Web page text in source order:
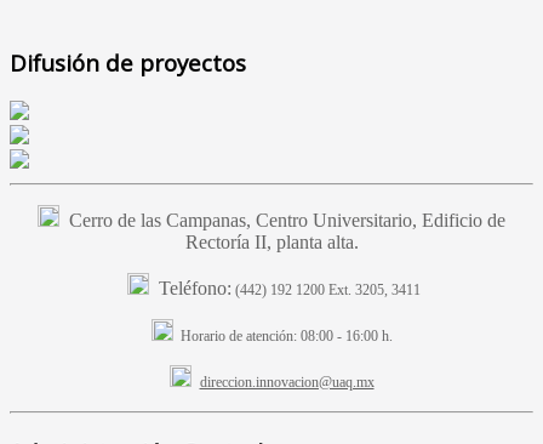
Difusión de proyectos
Cerro de las Campanas, Centro Universitario, Edificio de
Rectoría II, planta alta.
Teléfono: (442) 192 1200 Ext. 3205, 3411
Horario de atención:08:00 - 16:00 h.
direccion.innovacion@uaq.mx